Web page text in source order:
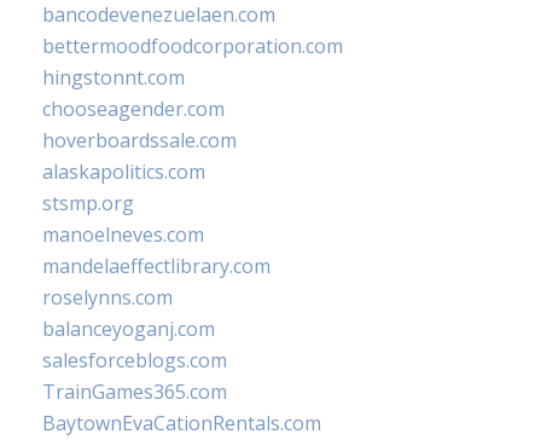
bancodevenezuelaen.com
bettermoodfoodcorporation.com
hingstonnt.com
chooseagender.com
hoverboardssale.com
alaskapolitics.com
stsmp.org
manoelneves.com
mandelaeffectlibrary.com
roselynns.com
balanceyoganj.com
salesforceblogs.com
TrainGames365.com
BaytownEvaCationRentals.com